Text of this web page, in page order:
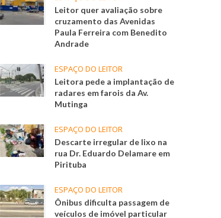
Leitor quer avaliação sobre
cruzamento das Avenidas
Paula Ferreira com Benedito
Andrade
ESPAÇO DO LEITOR
Leitora pede a implantação de
radares em farois da Av.
Mutinga
ESPAÇO DO LEITOR
Descarte irregular de lixo na
rua Dr. Eduardo Delamare em
Pirituba
ESPAÇO DO LEITOR
Ônibus dificulta passagem de
veículos de imóvel particular